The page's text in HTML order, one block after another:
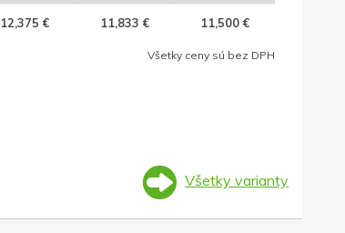
12,375 € 11,833 € 11,500 €
Všetky ceny sú bez DPH
Všetky varianty